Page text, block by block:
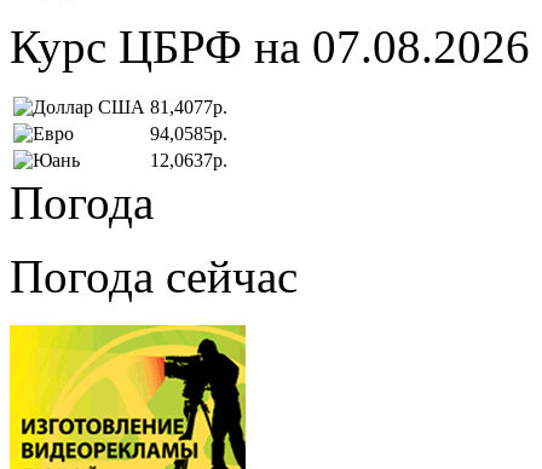
Курс ЦБРФ на 07.08.2026
81,4077р.
94,0585р.
12,0637р.
Погода
Погода сейчас